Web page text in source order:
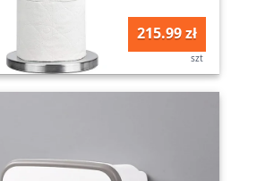
215.99 zł
szt